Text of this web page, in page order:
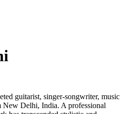
guitarist, singer-songwriter, music
New Delhi, India. A professional